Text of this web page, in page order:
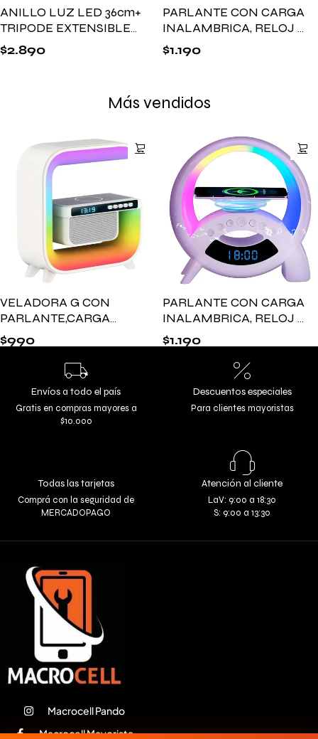
ANILLO LUZ LED 36cm+
TRIPODE EXTENSIBLE
1.7MTS
$2.890
PARLANTE CON CARGA
INALAMBRICA, RELOJ Y
LUZ RGB Q18
$1.190
Más vendidos
VELADORA G CON
PARLANTE,CARGA
INALAMBRICA Y LUZ
RGB G3
$990
PARLANTE CON CARGA
INALAMBRICA, RELOJ Y
LUZ RGB Q18
$1.190
Envíos a todo el país
Gratis en compras mayores a
$10.000
Descuentos especiales
Para clientes mayoristas
Todas las tarjetas
Comprá con la seguridad de
MERCADOPAGO
Atención al cliente
LaV: 9:00 a 18:30
S: 9:00 a 13:30
Macrocell Pando
Macrocell Mayorista